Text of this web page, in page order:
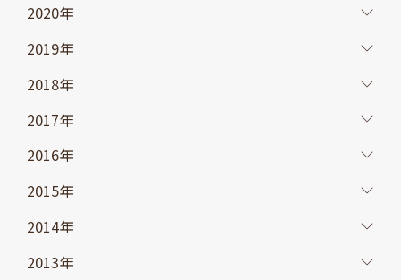
2020年
2019年
2018年
2017年
2016年
2015年
2014年
2013年